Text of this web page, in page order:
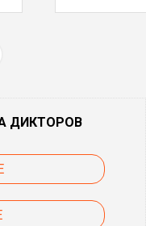
ДИКТОРОВ